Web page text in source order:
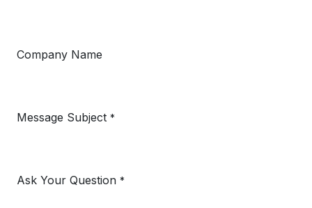
Company Name
Message Subject *
Ask Your Question *